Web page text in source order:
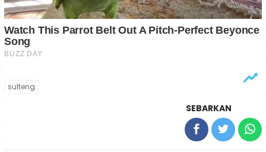
sulteng
SEBARKAN